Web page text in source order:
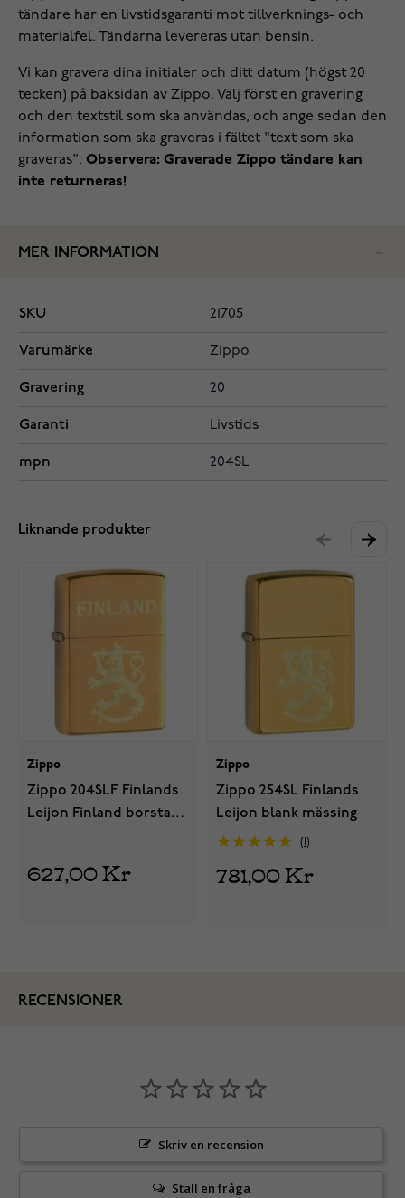
tändare har en livstidsgaranti mot tillverknings- och
materialfel. Tändarna levereras utan bensin.
Vi kan gravera dina initialer och ditt datum (högst 20
tecken) på baksidan av Zippo. Välj först en gravering
och den textstil som ska användas, och ange sedan den
information som ska graveras i fältet "text som ska
graveras". Observera: Graverade Zippo tändare kan
inte returneras!
MER INFORMATION
SKU 21705
Varumärke Zippo
Gravering 20
Garanti Livstids
mpn 204SL
Liknande produkter
Zippo
Zippo 204SLF Finlands
Leijon Finland borstad
627,00 Kr
Zippo
Zippo 254SL Finlands
Leijon blank mässing
781,00 Kr
RECENSIONER
Skriv en recension
Ställ en fråga